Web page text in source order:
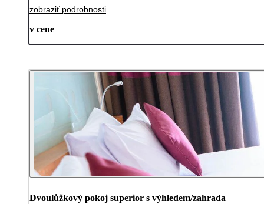
zobraziť podrobnosti
v cene
Dvoulůžkový pokoj superior s výhledem/zahrada